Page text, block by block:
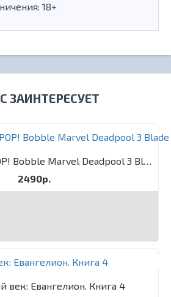
18+
Фигурка Funko POP! Bobble Marvel Deadpool 3 Blade
2490р.
век: Евангелион. Книга 4